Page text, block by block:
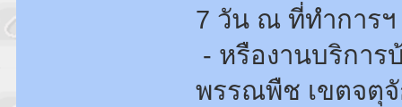
7 วัน ณ ที่ทำการ
- หรืองานบริกา
พรรณพืช เขตจตุจั